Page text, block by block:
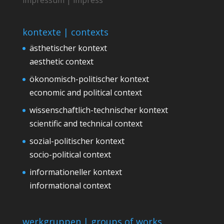
kontexte | contexts
ästhetischer kontext
aesthetic context
ökonomisch-politischer kontext
economic and political context
wissenschaftlich-technischer kontext
scientific and technical context
sozial-politischer kontext
socio-political context
informationeller kontext
informational context
werkgruppen | groups of works